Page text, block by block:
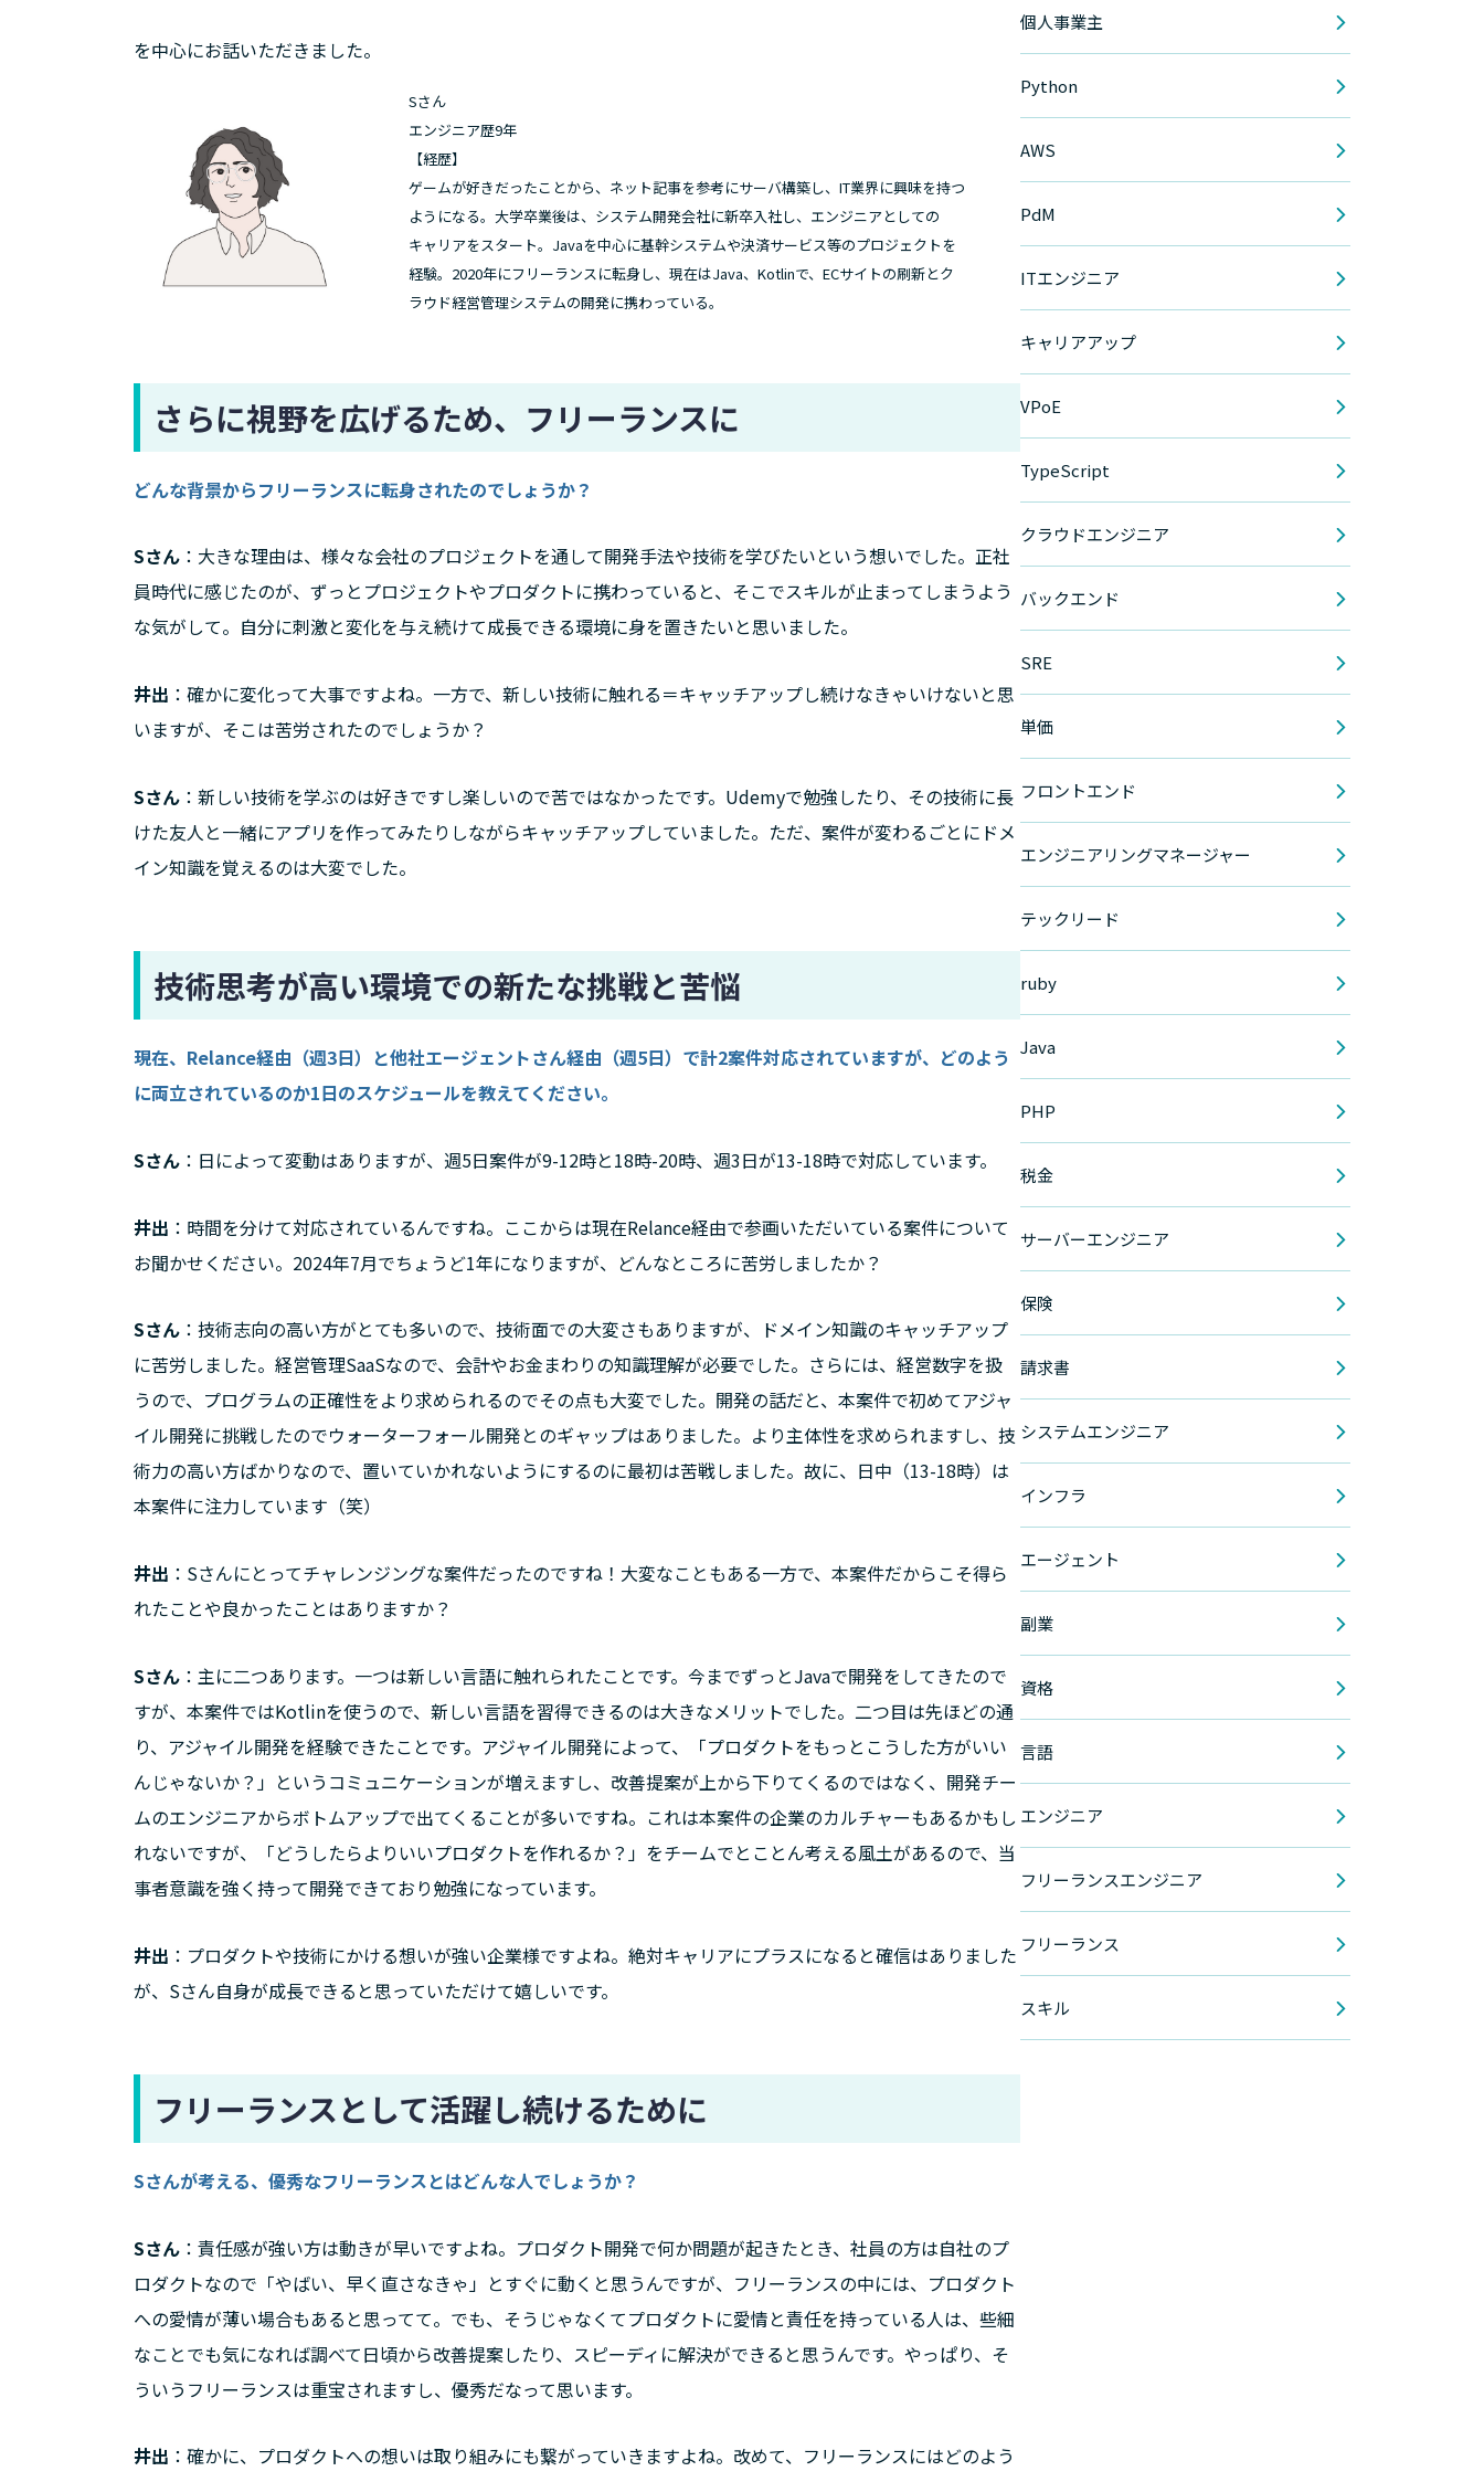
を中心にお話いただきました。
Sさん
エンジニア歴9年
【経歴】
ゲームが好きだったことから、ネット記事を参考にサーバ構築し、IT業界に興味を持つ
ようになる。大学卒業後は、システム開発会社に新卒入社し、エンジニアとしての
キャリアをスタート。Javaを中心に基幹システムや決済サービス等のプロジェクトを
経験。2020年にフリーランスに転身し、現在はJava、Kotlinで、ECサイトの刷新とク
ラウド経営管理システムの開発に携わっている。
さらに視野を広げるため、フリーランスに
どんな背景からフリーランスに転身されたのでしょうか？
Sさん ：大きな理由は、様々な会社のプロジェクトを通して開発手法や技術を学びたいという想いでした。正社
員時代に感じたのが、ずっとプロジェクトやプロダクトに携わっていると、そこでスキルが止まってしまうよう
な気がして。自分に刺激と変化を与え続けて成長できる環境に身を置きたいと思いました。
井出 ：確かに変化って大事ですよね。一方で、新しい技術に触れる＝キャッチアップし続けなきゃいけないと思
いますが、そこは苦労されたのでしょうか？
Sさん ：新しい技術を学ぶのは好きですし楽しいので苦ではなかったです。Udemyで勉強したり、その技術に長
けた友人と一緒にアプリを作ってみたりしながらキャッチアップしていました。ただ、案件が変わるごとにドメ
イン知識を覚えるのは大変でした。
技術思考が高い環境での新たな挑戦と苦悩
現在、Relance経由（週3日）と他社エージェントさん経由（週5日）で計2案件対応されていますが、どのよう
に両立されているのか1日のスケジュールを教えてください。
Sさん ：日によって変動はありますが、週5日案件が9-12時と18時-20時、週3日が13-18時で対応しています。
井出 ：時間を分けて対応されているんですね。ここからは現在Relance経由で参画いただいている案件について
お聞かせください。2024年7月でちょうど1年になりますが、どんなところに苦労しましたか？
Sさん ：技術志向の高い方がとても多いので、技術面での大変さもありますが、ドメイン知識のキャッチアップ
に苦労しました。経営管理SaaSなので、会計やお金まわりの知識理解が必要でした。さらには、経営数字を扱
うので、プログラムの正確性をより求められるのでその点も大変でした。開発の話だと、本案件で初めてアジャ
イル開発に挑戦したのでウォーターフォール開発とのギャップはありました。より主体性を求められますし、技
術力の高い方ばかりなので、置いていかれないようにするのに最初は苦戦しました。故に、日中（13-18時）は
本案件に注力しています（笑）
井出 ：Sさんにとってチャレンジングな案件だったのですね！大変なこともある一方で、本案件だからこそ得ら
れたことや良かったことはありますか？
Sさん ：主に二つあります。一つは新しい言語に触れられたことです。今までずっとJavaで開発をしてきたので
すが、本案件ではKotlinを使うので、新しい言語を習得できるのは大きなメリットでした。二つ目は先ほどの通
り、アジャイル開発を経験できたことです。アジャイル開発によって、「プロダクトをもっとこうした方がいい
んじゃないか？」というコミュニケーションが増えますし、改善提案が上から下りてくるのではなく、開発チー
ムのエンジニアからボトムアップで出てくることが多いですね。これは本案件の企業のカルチャーもあるかもし
れないですが、「どうしたらよりいいプロダクトを作れるか？」をチームでとことん考える風土があるので、当
事者意識を強く持って開発できており勉強になっています。
井出 ：プロダクトや技術にかける想いが強い企業様ですよね。絶対キャリアにプラスになると確信はありました
が、Sさん自身が成長できると思っていただけて嬉しいです。
フリーランスとして活躍し続けるために
Sさんが考える、優秀なフリーランスとはどんな人でしょうか？
Sさん ：責任感が強い方は動きが早いですよね。プロダクト開発で何か問題が起きたとき、社員の方は自社のプ
ロダクトなので「やばい、早く直さなきゃ」とすぐに動くと思うんですが、フリーランスの中には、プロダクト
への愛情が薄い場合もあると思ってて。でも、そうじゃなくてプロダクトに愛情と責任を持っている人は、些細
なことでも気になれば調べて日頃から改善提案したり、スピーディに解決ができると思うんです。やっぱり、そ
ういうフリーランスは重宝されますし、優秀だなって思います。
井出 ：確かに、プロダクトへの想いは取り組みにも繋がっていきますよね。改めて、フリーランスにはどのよう
個人事業主
Python
AWS
PdM
ITエンジニア
キャリアアップ
VPoE
TypeScript
クラウドエンジニア
バックエンド
SRE
単価
フロントエンド
エンジニアリングマネージャー
テックリード
ruby
Java
PHP
税金
サーバーエンジニア
保険
請求書
システムエンジニア
インフラ
エージェント
副業
資格
言語
エンジニア
フリーランスエンジニア
フリーランス
スキル